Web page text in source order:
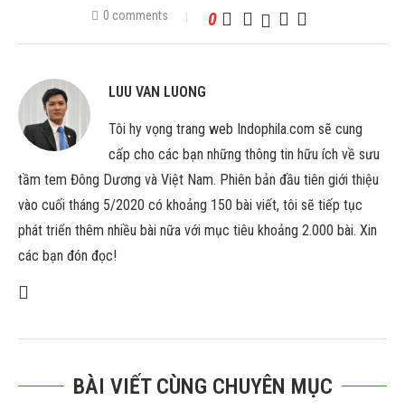
0 comments 0
LUU VAN LUONG
Tôi hy vọng trang web Indophila.com sẽ cung
cấp cho các bạn những thông tin hữu ích về sưu
tầm tem Đông Dương và Việt Nam. Phiên bản đầu tiên giới thiệu
vào cuối tháng 5/2020 có khoảng 150 bài viết, tôi sẽ tiếp tục
phát triển thêm nhiều bài nữa với mục tiêu khoảng 2.000 bài. Xin
các bạn đón đọc!
BÀI VIẾT CÙNG CHUYÊN MỤC